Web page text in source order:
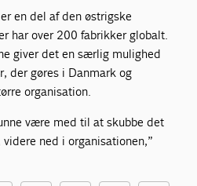
en del af den østrigske
har over 200 fabrikker globalt.
giver det en særlig mulighed
der gøres i Danmark og
organisation.
være med til at skubbe det
ned i organisationen,”